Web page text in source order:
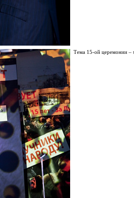
Тема 15-ой церемонии –